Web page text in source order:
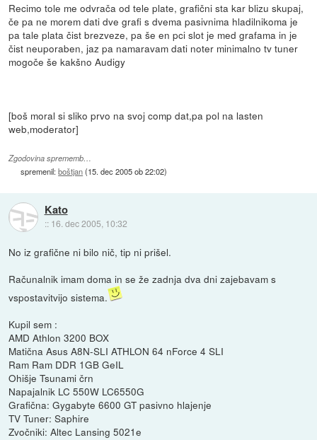
Recimo tole me odvrača od tele plate, grafični sta kar blizu skupaj,
če pa ne morem dati dve grafi s dvema pasivnima hladilnikoma je
pa tale plata čist brezveze, pa še en pci slot je med grafama in je
čist neuporaben, jaz pa namaravam dati noter minimalno tv tuner
mogoče še kakšno Audigy
[boš moral si sliko prvo na svoj comp dat,pa pol na lasten
web,moderator]
Zgodovina sprememb…
spremenil:boštjan(15. dec 2005 ob 22:02)
Kato
:: 16. dec 2005, 10:32
No iz grafične ni bilo nič, tip ni prišel.
Računalnik imam doma in se že zadnja dva dni zajebavam s
vspostavitvijo sistema.
Kupil sem :
AMD Athlon 3200 BOX
Matična Asus A8N-SLI ATHLON 64 nForce 4 SLI
Ram Ram DDR 1GB GeIL
Ohišje Tsunami črn
Napajalnik LC 550W LC6550G
Grafična: Gygabyte 6600 GT pasivno hlajenje
TV Tuner: Saphire
Zvočniki: Altec Lansing 5021e